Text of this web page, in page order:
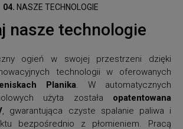
04. NASZE TECHNOLOGIE
nasze technologie
ogień w swojej przestrzeni dzięki
technologii w oferowanych
Planika . W automatycznych
użyta została opatentowana
, gwarantująca czyste spalanie paliwa i
bezpośrednio z płomieniem. Pracą